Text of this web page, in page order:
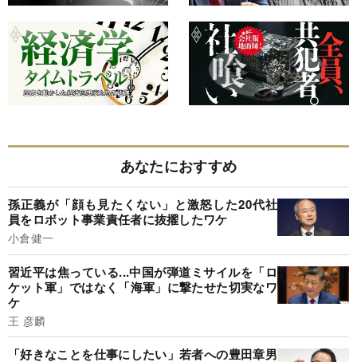
あなたにおすすめ
孫正義が「顔も見たくない」と激怒した20代社
員をロボット事業責任者に抜擢したワケ
小倉健一
習近平は焦っている...中国が弾道ミサイルを「ロ
ケット軍」ではなく「海軍」に撃たせた切実なワ
ケ
王 彦麟
「好きなことを仕事にしたい」若者への豊田章男